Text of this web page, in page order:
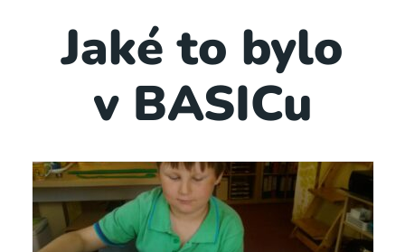
Jaké to bylo
v BASICu